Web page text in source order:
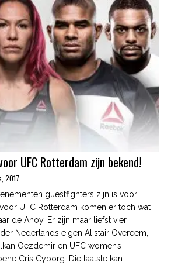
UFC Rotterdam zijn bekend!
2017
guestfighters zijn is voor
UFC Rotterdam komen er toch wat
de Ahoy. Er zijn maar liefst vier
Nederlands eigen Alistair Overeem,
Oezdemir en UFC women’s
Cris Cyborg. Die laatste kan...